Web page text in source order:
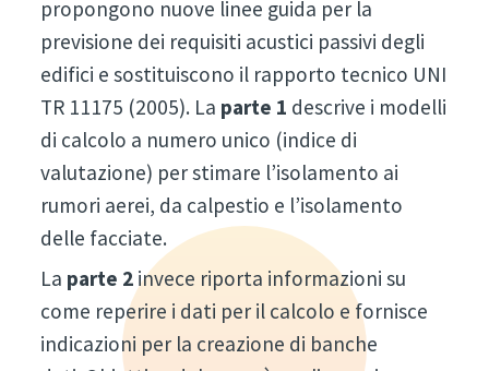
propongono nuove linee guida per la
previsione dei requisiti acustici passivi degli
edifici e sostituiscono il rapporto tecnico UNI
TR 11175 (2005). La parte 1 descrive i modelli
di calcolo a numero unico (indice di
valutazione) per stimare l’isolamento ai
rumori aerei, da calpestio e l’isolamento
delle facciate.
La parte 2 invece riporta informazioni su
come reperire i dati per il calcolo e fornisce
indicazioni per la creazione di banche